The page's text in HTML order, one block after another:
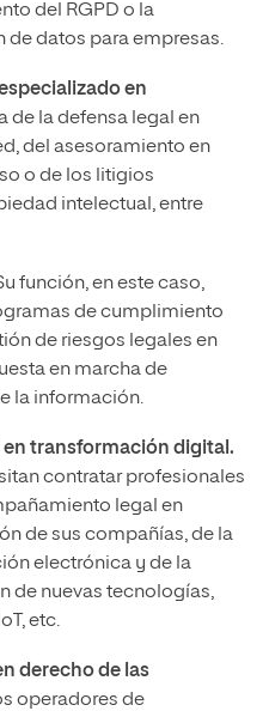
del RGPD o la
datos para empresas.
en
de la defensa legal en
del asesoramiento en
o de los litigios
intelectual, entre
función, en este caso,
de cumplimiento
de riesgos legales en
en marcha de
la información.
en transformación digital.
contratar profesionales
legal en
de sus compañías, de la
electrónica y de la
de nuevas tecnologías,
etc.
derecho de las
operadores de